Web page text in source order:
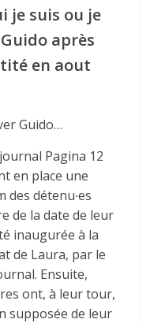
je suis ou je
après
en aout
Guido…
Pagina 12
en place une
des détenu∙es
de la date de leur
inaugurée à la
de Laura, par le
Ensuite,
ont, à leur tour,
supposée de leur